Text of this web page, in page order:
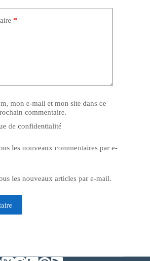
*
mon e-mail et mon site dans ce
commentaire.
de confidentialité
les nouveaux commentaires par e-
les nouveaux articles par e-mail.